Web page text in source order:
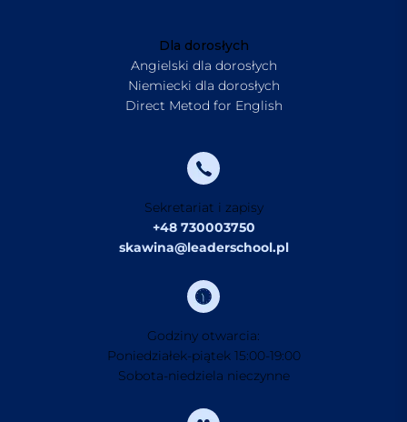
Dla dorosłych
Angielski dla dorosłych
Niemiecki dla dorosłych
Direct Metod for English
Sekretariat i zapisy
+48 730003750
skawina@leaderschool.pl
Godziny otwarcia:
Poniedziałek-piątek 15:00-19:00
Sobota-niedziela nieczynne